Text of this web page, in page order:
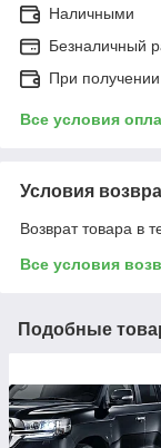
Наличными
Безналичный
При
Все условия
Условия
Возврат товара в
Все условия
Подобные